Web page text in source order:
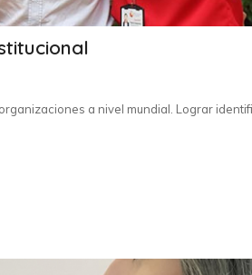
a nivel mundial. Lograr